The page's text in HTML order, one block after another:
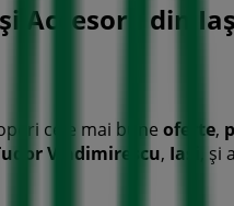
Accesorii din
cele mai bune oferte,
Vladimirescu, Iași
,